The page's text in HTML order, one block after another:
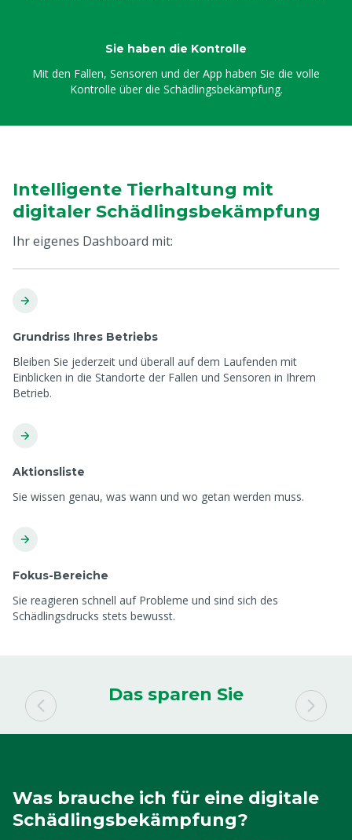
Sie haben die Kontrolle
Mit den Fallen, Sensoren und der App haben Sie die volle
Kontrolle über die Schädlingsbekämpfung.
Intelligente Tierhaltung mit
digitaler Schädlingsbekämpfung
Ihr eigenes Dashboard mit:
Grundriss Ihres Betriebs
Bleiben Sie jederzeit und überall auf dem Laufenden mit
Einblicken in die Standorte der Fallen und Sensoren in Ihrem
Betrieb.
Aktionsliste
Sie wissen genau, was wann und wo getan werden muss.
Fokus-Bereiche
Sie reagieren schnell auf Probleme und sind sich des
Schädlingsdrucks stets bewusst.
Das sparen Sie
Was brauche ich für eine digitale
Schädlingsbekämpfung?